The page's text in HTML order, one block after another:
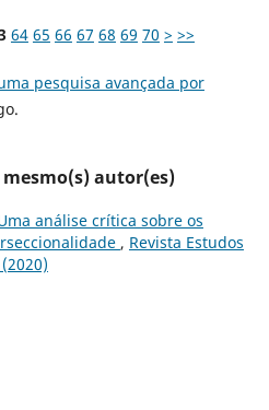
64 65 66 67 68 69 70 > >>
pesquisa avançada por
autor(es)
análise crítica sobre os
, Revista Estudos